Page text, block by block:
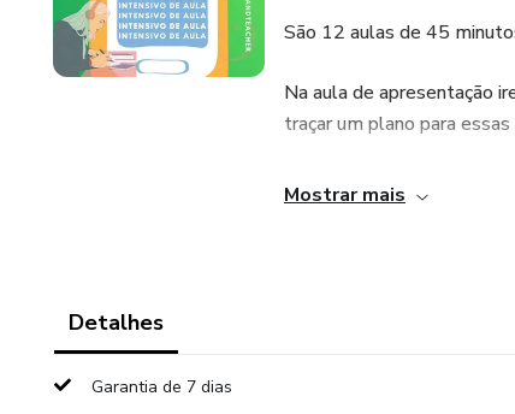
São 12 aulas de 45
Na aula de apresentação
traçar um plano para
As aulas devem ser
Mostrar mais
Detalhes
Garantia de 7 dias